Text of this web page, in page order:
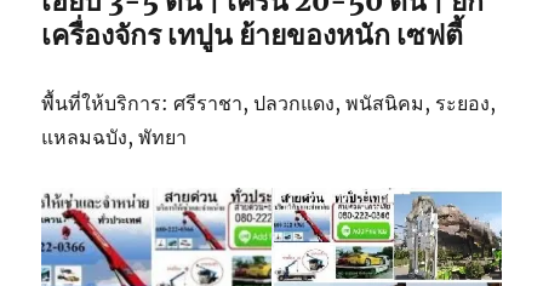
เครื่องจักร เทปูน ย้ายของหนัก เซฟตี้
พื้นที่ให้บริการ: ศรีราชา, ปลวกแดง, พนัสนิคม, ระยอง,
แหลมฉบัง, พัทยา